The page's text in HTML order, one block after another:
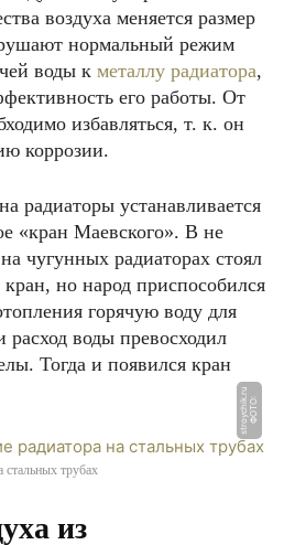
воздуха меняется размер
нормальный режим
воды к металлу радиатора,
его работы. От
избавляться, т. к. он
коррозии.
радиаторы устанавливается
«кран Маевского». В не
чугунных радиаторах стоял
но народ приспособился
горячую воду для
воды превосходил
Тогда и появился кран
Ф
О
Т
О:
s
t
r
o
y
c
hi
k.
r
u
стальных трубах
из